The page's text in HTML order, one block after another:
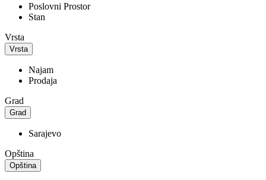
Poslovni Prostor
Stan
Vrsta
Vrsta
Najam
Prodaja
Grad
Grad
Sarajevo
Opština
Opština